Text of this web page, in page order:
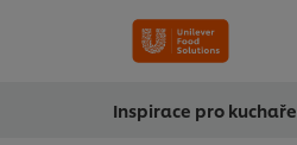
Inspirace pro kuchaře